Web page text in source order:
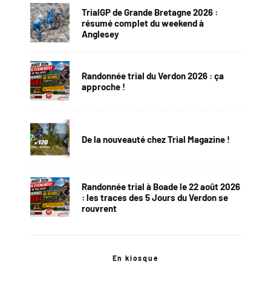
TrialGP de Grande Bretagne 2026 :
résumé complet du weekend à
Anglesey
Randonnée trial du Verdon 2026 : ça
approche !
De la nouveauté chez Trial Magazine !
Randonnée trial à Boade le 22 août 2026
: les traces des 5 Jours du Verdon se
rouvrent
En kiosque